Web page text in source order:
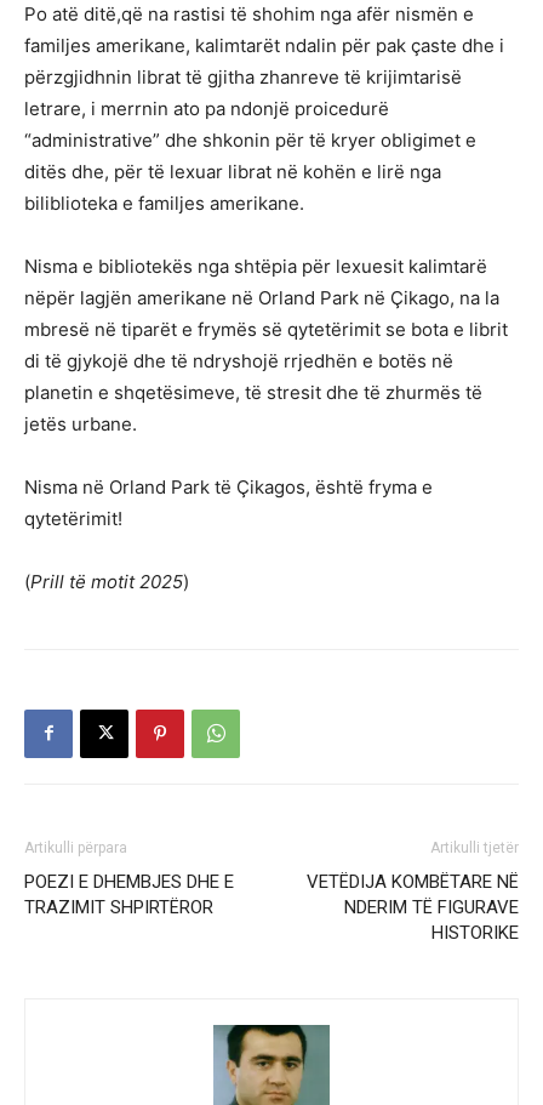
Po atë ditë,që na rastisi të shohim nga afër nismën e
familjes amerikane, kalimtarët ndalin për pak çaste dhe i
përzgjidhnin librat të gjitha zhanreve të krijimtarisë
letrare, i merrnin ato pa ndonjë proicedurë
“administrative” dhe shkonin për të kryer obligimet e
ditës dhe, për të lexuar librat në kohën e lirë nga
biliblioteka e familjes amerikane.
Nisma e bibliotekës nga shtëpia për lexuesit kalimtarë
nëpër lagjën amerikane në Orland Park në Çikago, na la
mbresë në tiparët e frymës së qytetërimit se bota e librit
di të gjykojë dhe të ndryshojë rrjedhën e botës në
planetin e shqetësimeve, të stresit dhe të zhurmës të
jetës urbane.
Nisma në Orland Park të Çikagos, është fryma e
qytetërimit!
(Prill të motit 2025)
Artikulli përpara
POEZI E DHEMBJES DHE E
TRAZIMIT SHPIRTËROR
Artikulli tjetër
VETËDIJA KOMBËTARE NË
NDERIM TË FIGURAVE
HISTORIKE